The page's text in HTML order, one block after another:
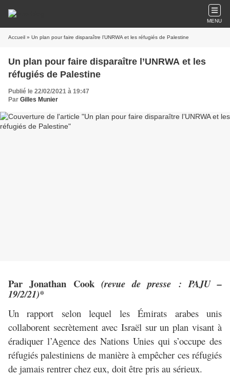
MENU
Accueil » Un plan pour faire disparaître l’UNRWA et les réfugiés de Palestine
Un plan pour faire disparaître l’UNRWA et les
réfugiés de Palestine
Publié le 22/02/2021 à 19:47
Par Gilles Munier
Par Jonathan Cook (revue de presse : PAJU –
19/2/21)*
Un rapport selon lequel les Émirats arabes unis
collaborent secrètement avec Israël sur un plan visant à
éradiquer l’Agence des Nations Unies qui s’occupe des
réfugiés palestiniens de manière à empêcher ces réfugiés
de jamais rentrer chez eux, doit être pris au sérieux.